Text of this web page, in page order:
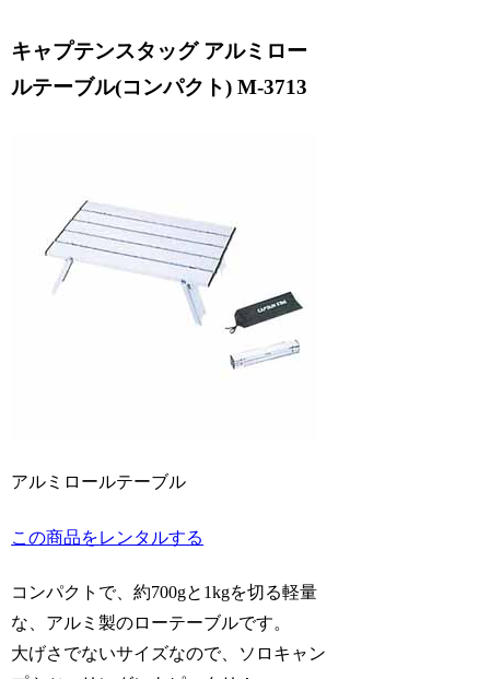
キャプテンスタッグ アルミロー
ルテーブル(コンパクト) M-3713
アルミロールテーブル
この商品をレンタルする
コンパクトで、約700gと1kgを切る軽量
な、アルミ製のローテーブルです。
大げさでないサイズなので、ソロキャン